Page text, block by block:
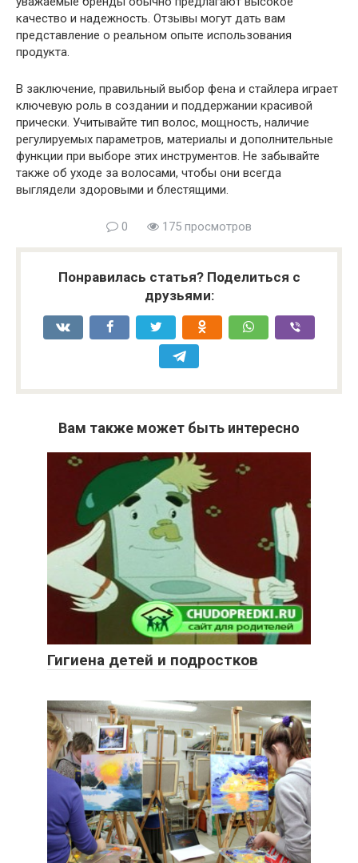
качество и надежность. Отзывы могут дать вам
представление о реальном опыте использования
продукта.
В заключение, правильный выбор фена и стайлера играет
ключевую роль в создании и поддержании красивой
прически. Учитывайте тип волос, мощность, наличие
регулируемых параметров, материалы и дополнительные
функции при выборе этих инструментов. Не забывайте
также об уходе за волосами, чтобы они всегда
выглядели здоровыми и блестящими.
0 175 просмотров
Понравилась статья? Поделиться с
друзьями:
Вам также может быть интересно
Гигиена детей и подростков